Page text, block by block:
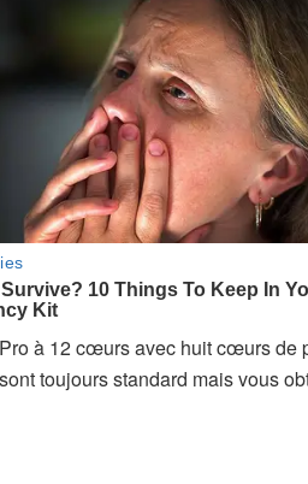
à 12 cœurs avec huit cœurs de
toujours standard mais vous